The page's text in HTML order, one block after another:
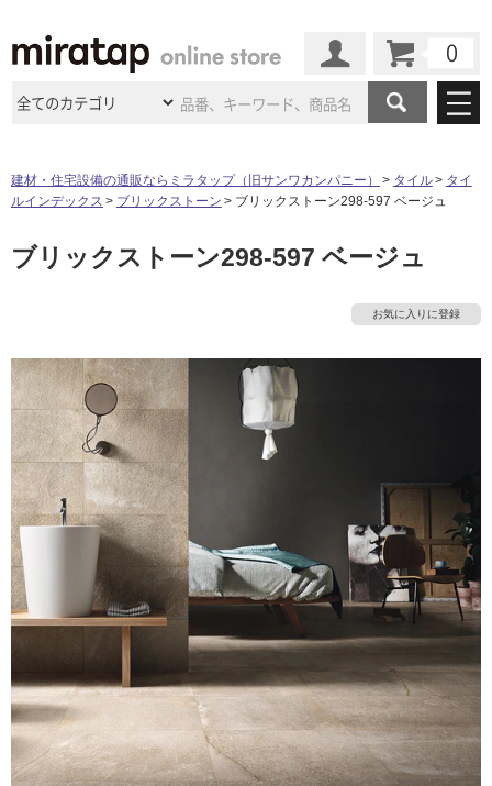
商品カテゴリ
キッチン
バスルー
トイレ
扉
エクステリア（外構）
ウッドデッキ フローリング・
収納
照明 ペット用品
内装用建材 パネル・壁材
ロートアイアン 天然石・石材
メンテナンス・ 施工材 新商品
施工事例
施工事例 法人案件納入事例
インタビュー
店舗・施設事例
ショールーム
ショールーム
大阪ショールーム 仙台
名古屋ショールーム 京都
福岡ショールーム
ショールー
横浜スマートショールー
ウェルビーみのお HDC
BOX
サポート
ご利用ガイド 初めての方へ
よくある質問 お問い合わせ
修理お問い合わせ
説明書・図面検索 水まわり3年保証
お役立ち情報 住まいの
スタイリング
アイデア
ミラタップチャンネル
オンライン相談
その他サービス
ミラタップと創る家
ASOLIE
工事会社紹介
ェルジュ
自分らしい家づくり
SUVACO
最高のリノベ会社がみつ
かる リノベりす
建材・住宅設備の通販ならミラタップ（旧サンワカンパニー） タイル
タイ
ルインデックス
ブリックストーン ブリックストーン298-597 ベージュ
ブリックストーン298-597 ベージュ
お気に入りに登録
イ
ル
屋
内
床・